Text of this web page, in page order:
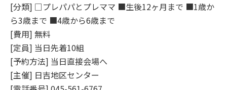
[分類] □プレパパとプレママ ■生後12ヶ月まで ■1歳か
ら3歳まで ■4歳から6歳まで
[費用] 無料
[定員] 当日先着10組
[予約方法] 当日直接会場へ
[主催] 日吉地区センター